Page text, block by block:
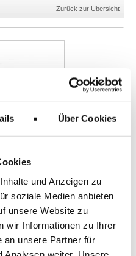
Über Cookies
und Anzeigen zu
soziale Medien anbieten
unsere Website zu
wir Informationen zu Ihrer
an unsere Partner für
Zurück zur Übersicht
400m/Rl.